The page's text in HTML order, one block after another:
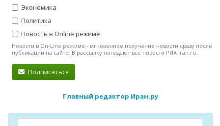
Экономика
Политика
Новость в Online режиме
Новости в On-Line режиме - мгновенное получение новости сразу после
публикации на сайте. В рассылку попадают все новости РИА Iran.ru.
Подписаться
Главный редактор Иран.ру